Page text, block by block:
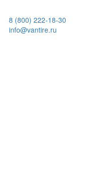
8 (800) 222-18-30
info@vantire.ru